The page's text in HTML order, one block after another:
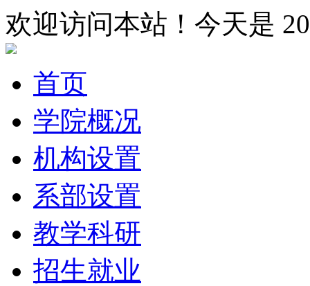
欢迎访问本站！今天是
首页
学院概况
机构设置
系部设置
教学科研
招生就业